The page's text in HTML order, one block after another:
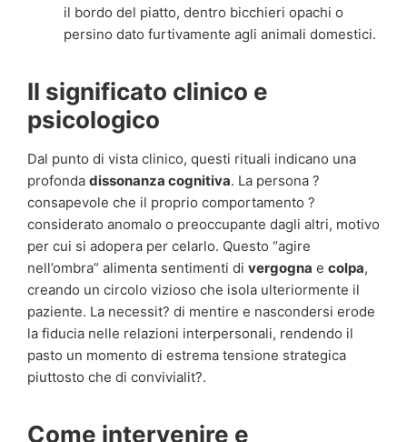
il bordo del piatto, dentro bicchieri opachi o
persino dato furtivamente agli animali domestici.
Il significato clinico e
psicologico
Dal punto di vista clinico, questi rituali indicano una
profonda dissonanza cognitiva. La persona ?
consapevole che il proprio comportamento ?
considerato anomalo o preoccupante dagli altri, motivo
per cui si adopera per celarlo. Questo “agire
nell’ombra” alimenta sentimenti di vergogna e colpa,
creando un circolo vizioso che isola ulteriormente il
paziente. La necessit? di mentire e nascondersi erode
la fiducia nelle relazioni interpersonali, rendendo il
pasto un momento di estrema tensione strategica
piuttosto che di convivialit?.
Come intervenire e